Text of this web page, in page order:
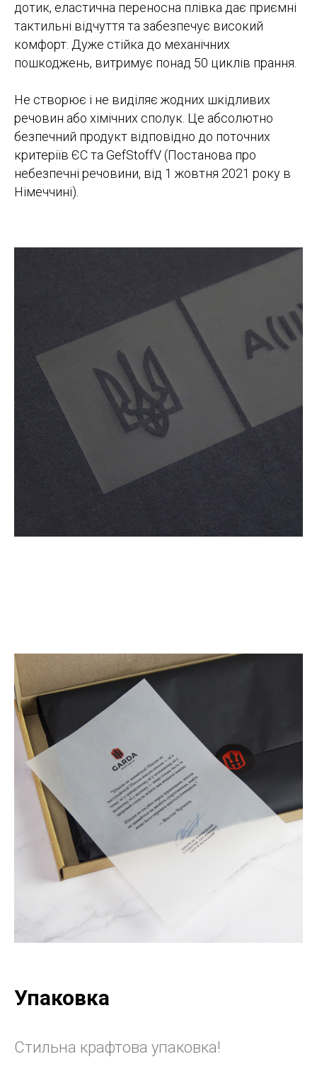
дотик, еластична переносна плівка дає приємні
тактильні відчуття та забезпечує високий
комфорт. Дуже стійка до механічних
пошкоджень, витримує понад 50 циклів прання.
Не створює і не виділяє жодних шкідливих
речовин або хімічних сполук. Це абсолютно
безпечний продукт відповідно до поточних
критеріїв ЄС та GefStoffV (Постанова про
небезпечні речовини, від 1 жовтня 2021 року в
Німеччині).
Упаковка
Стильна крафтова упаковка!